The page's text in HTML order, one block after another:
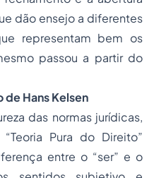
dão ensejo a diferentes
representam bem os
passou a partir do
Hans Kelsen
das normas jurídicas,
Pura do Direito”
entre o “ser” e o